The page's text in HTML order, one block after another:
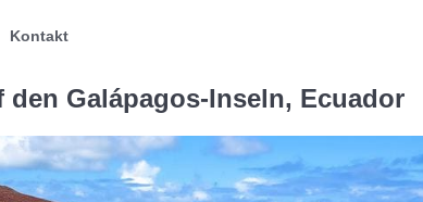
Kontakt
Galápagos-Inseln, Ecuador